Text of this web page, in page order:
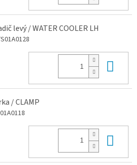
levý / WATER COOLER LH
/ CLAMP